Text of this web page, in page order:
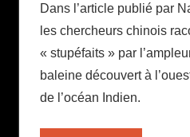
Dans l’article publié par
les chercheurs chinois
« stupéfaits » par
baleine découvert à
de l’océan Indien.